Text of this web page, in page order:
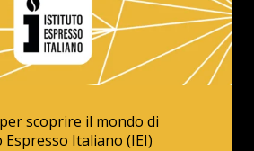
scoprire il mondo di
Italiano (IEI)